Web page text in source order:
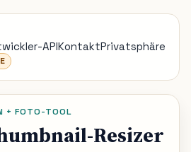
APIKontaktPrivatsphäre
+ FOTO-TOOL
Resizer